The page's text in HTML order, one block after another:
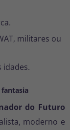
militares ou
idades.
do Futuro
moderno e